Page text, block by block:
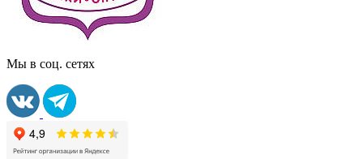
Мы в соц. сетях